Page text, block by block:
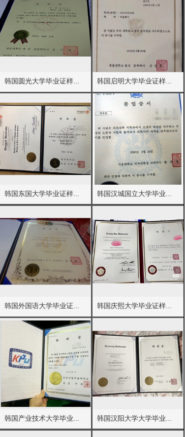
韩国圆光大学毕业证样... 韩国启明大学毕业证样...
韩国东国大学毕业证样... 韩国汉城国立大学毕业...
韩国外国语大学毕业证... 韩国庆熙大学毕业证样...
韩国产业技术大学毕业... 韩国汉阳大学大学毕业...